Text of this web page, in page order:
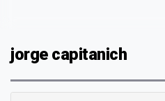
jorge capitanich